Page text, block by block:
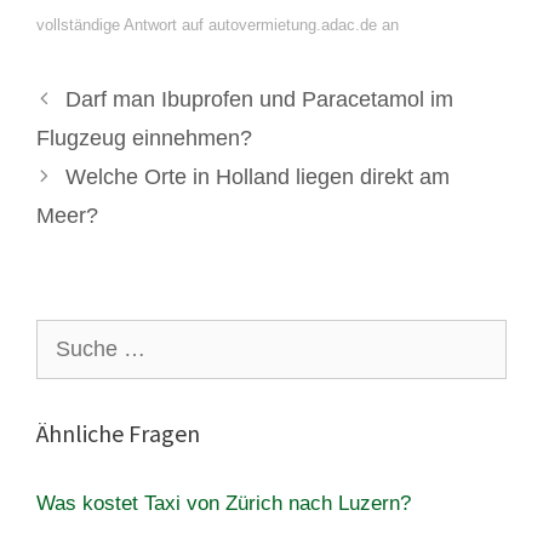
vollständige Antwort auf autovermietung.adac.de an
Darf man Ibuprofen und Paracetamol im
Flugzeug einnehmen?
Welche Orte in Holland liegen direkt am
Meer?
nach:
Ähnliche Fragen
Was kostet Taxi von Zürich nach Luzern?